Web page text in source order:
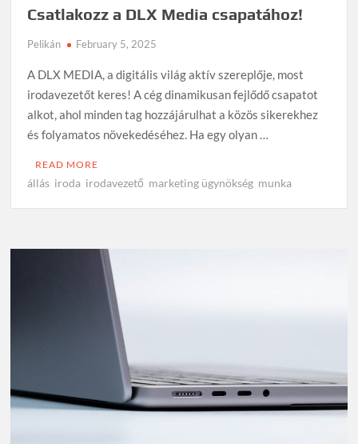
Csatlakozz a DLX Media csapatához!
Pelikán February 5, 2025
A DLX MEDIA, a digitális világ aktív szereplője, most
irodavezetőt keres! A cég dinamikusan fejlődő csapatot
alkot, ahol minden tag hozzájárulhat a közös sikerekhez
és folyamatos növekedéséhez. Ha egy olyan …
READ MORE
állás iroda irodavezető marketing ügynökség munka